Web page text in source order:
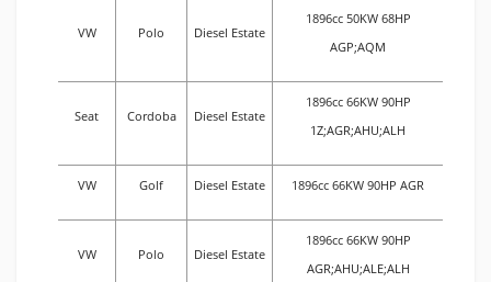
VW Polo Diesel Estate
1896cc 50KW 68HP
AGP;AQM
Seat Cordoba Diesel Estate
1896cc 66KW 90HP
1Z;AGR;AHU;ALH
VW Golf Diesel Estate 1896cc 66KW 90HP AGR
VW Polo Diesel Estate
1896cc 66KW 90HP
AGR;AHU;ALE;ALH